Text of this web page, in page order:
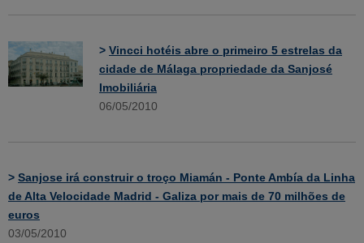
> Vincci hotéis abre o primeiro 5 estrelas da
cidade de Málaga propriedade da Sanjosé
Imobiliária
06/05/2010
> Sanjose irá construir o troço Miamán - Ponte Ambía da Linha
de Alta Velocidade Madrid - Galiza por mais de 70 milhões de
euros
03/05/2010